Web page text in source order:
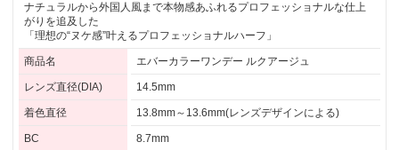
ナチュラルから外国人風まで本物感あふれるプロフェッショナルな仕上
がりを追及した
「理想の“ヌケ感”叶えるプロフェッショナルハーフ」
商品名 エバーカラーワンデー ルクアージュ
レンズ直径(DIA) 14.5mm
着色直径 13.8mm～13.6mm(レンズデザインによる)
BC 8.7mm